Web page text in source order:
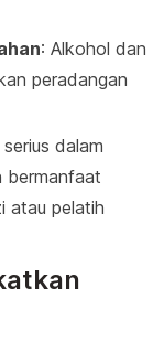
: Alkohol dan
peradangan
dalam
bermanfaat
atau pelatih